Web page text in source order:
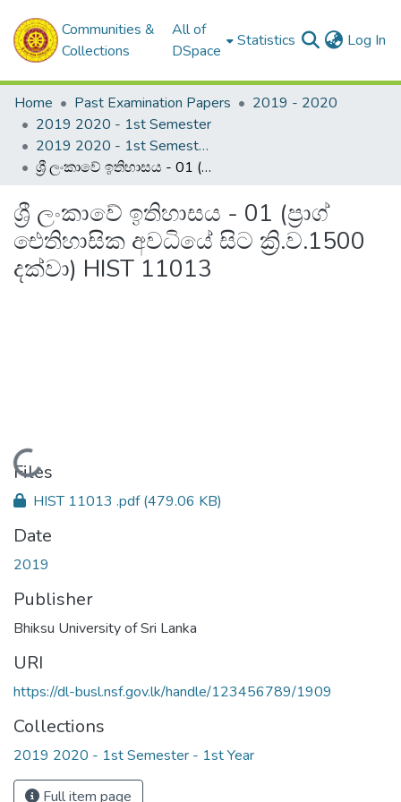
Communities &
Collections
All of
DSpace
Statistics Log In
Home Past Examination Papers
2019 - 2020
2019 2020 - 1st Semester
2019 2020 - 1st Semester - 1st Year
ශ්‍රී ලංකාවේ ඉතිහාසය - 01 (ප්‍රාග් ඓතිහාසික අවධියේ සිට ක්‍රි.ව.1500 දක්වා) HIST 11013
ශ්‍රී ලංකාවේ ඉතිහාසය - 01 (ප්‍රාග්
ඓතිහාසික අවධියේ සිට ක්‍රි.ව.1500
දක්වා) HIST 11013
Loading...
Files
HIST 11013 .pdf(479.06 KB)
Date
2019
Publisher
Bhiksu University of Sri Lanka
URI
https://dl-busl.nsf.gov.lk/handle/123456789/1909
Collections
2019 2020 - 1st Semester - 1st Year
Full item page